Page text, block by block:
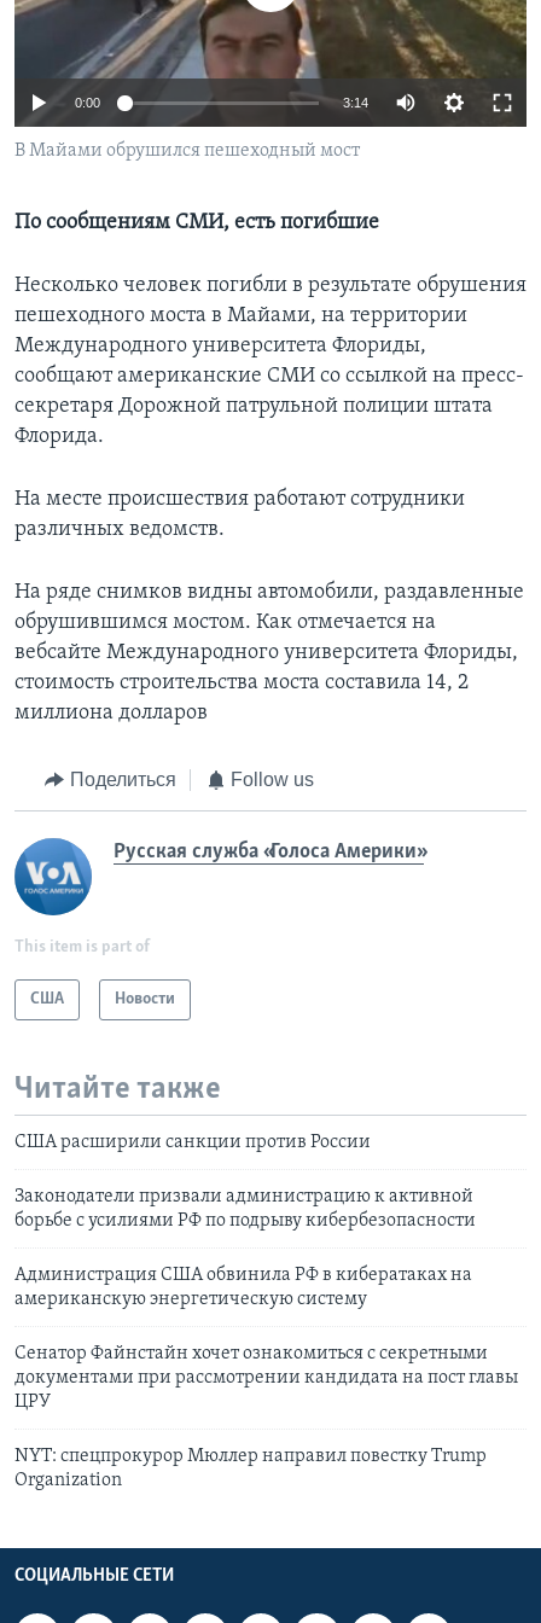
Learning English
СОЦИАЛЬНЫЕ СЕТИ
Языки
0:00 3:14
В Майами обрушился пешеходный мост
По сообщениям СМИ, есть погибшие
Несколько человек погибли в результате обрушения
пешеходного моста в Майами, на территории
Международного университета Флориды,
сообщают американские СМИ со ссылкой на пресс-
секретаря Дорожной патрульной полиции штата
Флорида.
На месте происшествия работают сотрудники
различных ведомств.
На ряде снимков видны автомобили, раздавленные
обрушившимся мостом. Как отмечается на
вебсайте Международного университета Флориды,
стоимость строительства моста составила 14, 2
миллиона долларов
Поделиться Follow us
Русская служба «Голоса Америки»
This item is part of
США Новости
Читайте также
США расширили санкции против России
Законодатели призвали администрацию к активной
борьбе с усилиями РФ по подрыву кибербезопасности
Администрация США обвинила РФ в кибератаках на
американскую энергетическую систему
Сенатор Файнстайн хочет ознакомиться с секретными
документами при рассмотрении кандидата на пост главы
ЦРУ
NYT: спецпрокурор Мюллер направил повестку Trump
Organization
СОЦИАЛЬНЫЕ СЕТИ